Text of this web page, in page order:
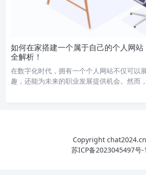
如何在家搭建一个属于自己的个人网
全解析！
在数字化时代，拥有一个个人网站不仅可以
趣，还能为未来的职业发展提供机会。然而
Copyright chat2024.cn
苏ICP备2023045497号-1